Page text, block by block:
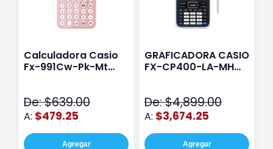
Calculadora Casio
Fx-991Cw-Pk-Mt
De: $639.00
A: $479.25
Agregar
GRAFICADORA CASIO
FX-CP400-LA-MH
De: $4,899.00
A: $3,674.25
Agregar